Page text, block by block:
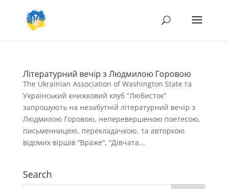
Літературний вечір з Людмилою Горовою
The Ukrainian Association of Washington State та
Український книжковий клуб “Любисток”
запрошують на незабутній літературний вечір з
Людмилою Горовою, неперевершеною поетесою,
письменницею, перекладачкою, та авторкою
відомих віршів “Враже”, “Дівчата...
Search